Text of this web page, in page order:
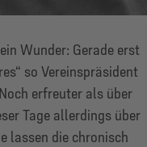
Wunder: Gerade erst
so Vereinspräsident
erfreuter als über
Tage allerdings über
lassen die chronisch